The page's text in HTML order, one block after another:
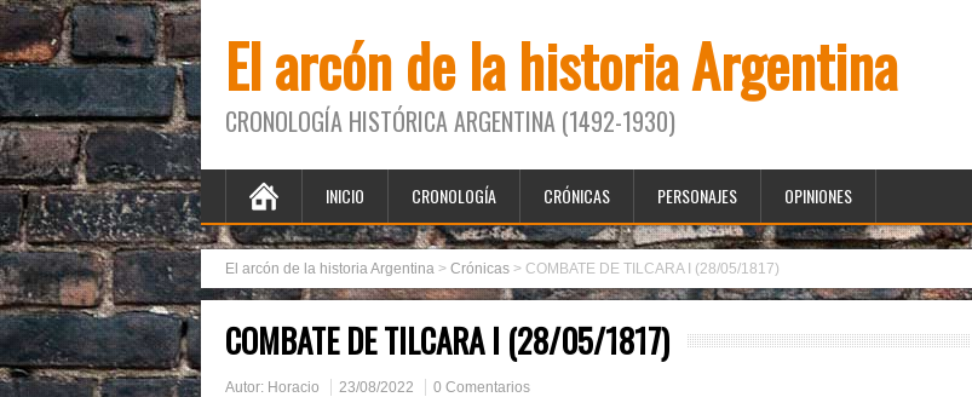
El arcón de la historia Argentina
CRONOLOGÍA HISTÓRICA ARGENTINA (1492-1930)
INICIO CRONOLOGÍA CRÓNICAS PERSONAJES OPINIONES
El arcón de la historia Argentina > Crónicas > COMBATE DE TILCARA I (28/05/1817)
COMBATE DE TILCARA I (28/05/1817)
Autor: Horacio 23/08/2022 0 Comentarios